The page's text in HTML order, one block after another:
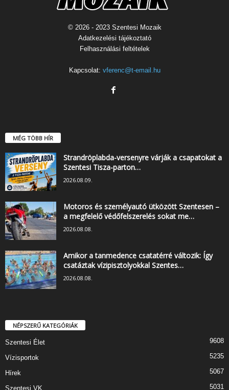
© 2026 - 2023 Szentesi Mozaik
Adatkezelési tájékoztató
Felhasználási feltételek
Kapcsolat: vferenc@t-email.hu
MÉG TÖBB HÍR
Strandröplabda-versenyre várják a csapatokat a
Szentesi Tisza-parton…
2026.08.09.
Motoros és személyautó ütközött Szentesen –
a megfelelő védőfelszerelés sokat me…
2026.08.08.
Amikor a tanmedence csatatérré változik: Így
csatáztak vízipisztolyokkal Szentes…
2026.08.08.
NÉPSZERŰ KATEGÓRIÁK
Szentesi Élet 9608
Vízisportok 5235
Hírek 5067
Szentesi VK 5031